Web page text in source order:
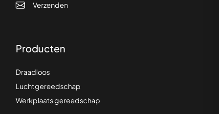
Verzenden
Producten
Draadloos
Luchtgereedschap
Werkplaats gereedschap